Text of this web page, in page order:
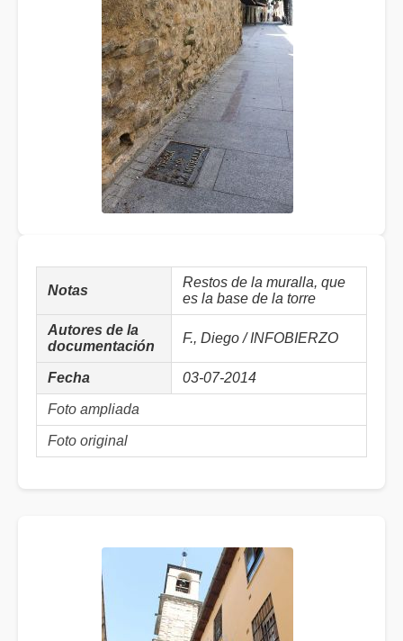
Notas
Restos de la muralla, que
es la base de la torre
Autores de la
documentación
F., Diego / INFOBIERZO
Fecha 03-07-2014
Foto ampliada
Foto original